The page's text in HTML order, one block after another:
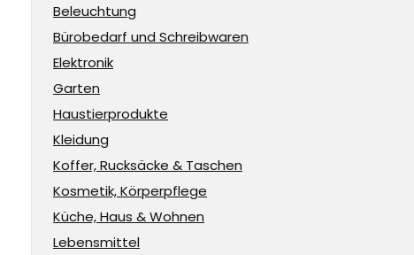
Beleuchtung
Bürobedarf und Schreibwaren
Elektronik
Garten
Haustierprodukte
Kleidung
Koffer, Rucksäcke & Taschen
Kosmetik, Körperpflege
Küche, Haus & Wohnen
Lebensmittel